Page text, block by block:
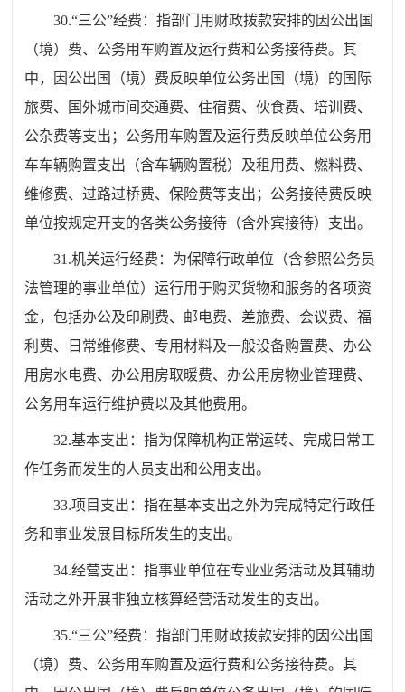
30.“三公”经费：指部门用财政拨款安排的因公出国
（境）费、公务用车购置及运行费和公务接待费。其
中，因公出国（境）费反映单位公务出国（境）的国际
旅费、国外城市间交通费、住宿费、伙食费、培训费、
公杂费等支出；公务用车购置及运行费反映单位公务用
车车辆购置支出（含车辆购置税）及租用费、燃料费、
维修费、过路过桥费、保险费等支出；公务接待费反映
单位按规定开支的各类公务接待（含外宾接待）支出。
31.机关运行经费：为保障行政单位（含参照公务员
法管理的事业单位）运行用于购买货物和服务的各项资
金，包括办公及印刷费、邮电费、差旅费、会议费、福
利费、日常维修费、专用材料及一般设备购置费、办公
用房水电费、办公用房取暖费、办公用房物业管理费、
公务用车运行维护费以及其他费用。
32.基本支出：指为保障机构正常运转、完成日常工
作任务而发生的人员支出和公用支出。
33.项目支出：指在基本支出之外为完成特定行政任
务和事业发展目标所发生的支出。
34.经营支出：指事业单位在专业业务活动及其辅助
活动之外开展非独立核算经营活动发生的支出。
35.“三公”经费：指部门用财政拨款安排的因公出国
（境）费、公务用车购置及运行费和公务接待费。其